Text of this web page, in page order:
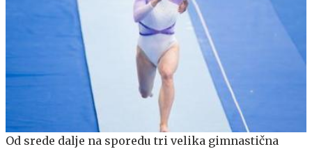
Od srede dalje na sporedu tri velika gimnastična